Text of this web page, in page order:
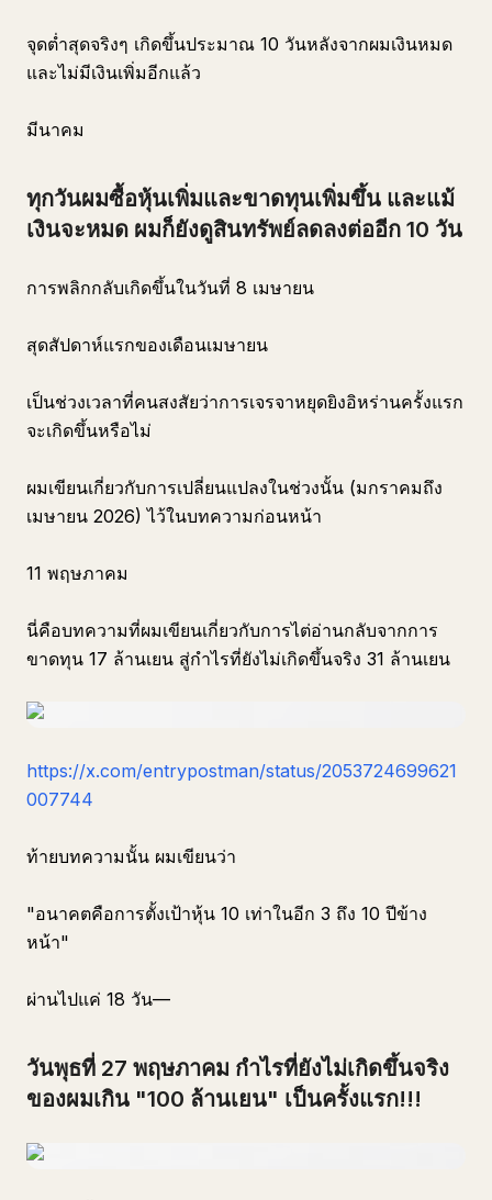
จุดต่ำสุดจริงๆ เกิดขึ้นประมาณ 10 วันหลังจากผมเงินหมด
และไม่มีเงินเพิ่มอีกแล้ว
มีนาคม
ทุกวันผมซื้อหุ้นเพิ่มและขาดทุนเพิ่มขึ้น และแม้
เงินจะหมด ผมก็ยังดูสินทรัพย์ลดลงต่ออีก 10 วัน
การพลิกกลับเกิดขึ้นในวันที่ 8 เมษายน
สุดสัปดาห์แรกของเดือนเมษายน
เป็นช่วงเวลาที่คนสงสัยว่าการเจรจาหยุดยิงอิหร่านครั้งแรก
จะเกิดขึ้นหรือไม่
ผมเขียนเกี่ยวกับการเปลี่ยนแปลงในช่วงนั้น (มกราคมถึง
เมษายน 2026) ไว้ในบทความก่อนหน้า
11 พฤษภาคม
นี่คือบทความที่ผมเขียนเกี่ยวกับการไต่อ่านกลับจากการ
ขาดทุน 17 ล้านเยน สู่กำไรที่ยังไม่เกิดขึ้นจริง 31 ล้านเยน
https://x.com/entrypostman/status/2053724699621
007744
ท้ายบทความนั้น ผมเขียนว่า
"อนาคตคือการตั้งเป้าหุ้น 10 เท่าในอีก 3 ถึง 10 ปีข้าง
หน้า"
ผ่านไปแค่ 18 วัน—
วันพุธที่ 27 พฤษภาคม กำไรที่ยังไม่เกิดขึ้นจริง
ของผมเกิน "100 ล้านเยน" เป็นครั้งแรก!!!